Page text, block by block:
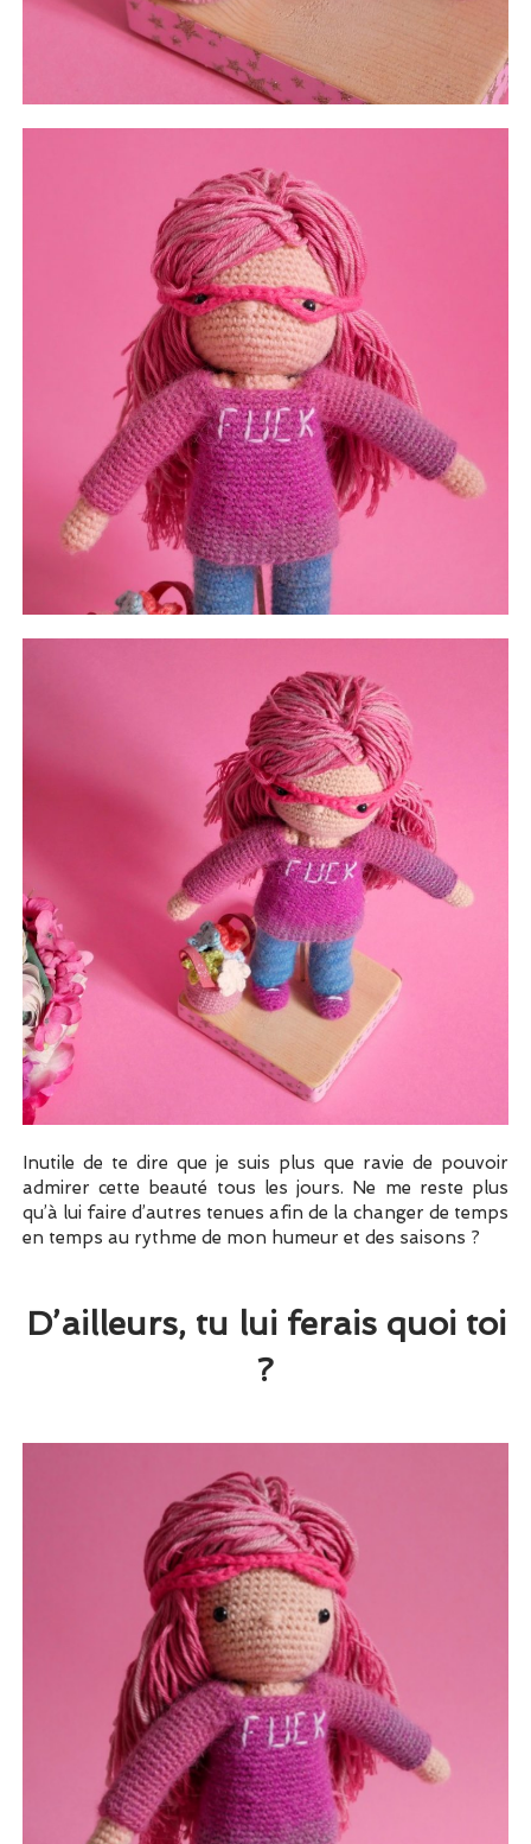
Inutile de te dire que je suis plus que ravie de pouvoir
admirer cette beauté tous les jours. Ne me reste plus
qu’à lui faire d’autres tenues afin de la changer de temps
en temps au rythme de mon humeur et des saisons ?
D’ailleurs, tu lui ferais quoi toi
?